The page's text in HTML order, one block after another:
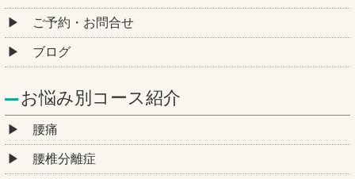
ご予約・お問合せ
ブログ
お悩み別コース紹介
腰痛
腰椎分離症